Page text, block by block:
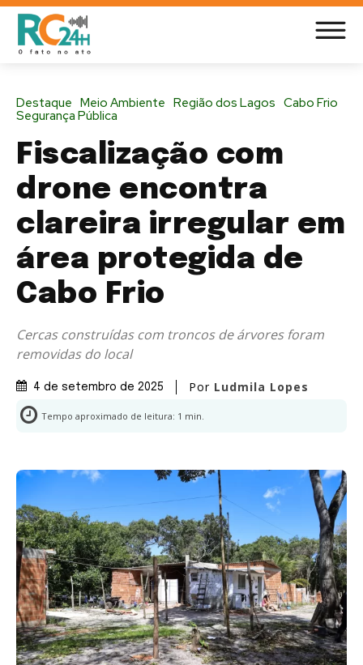
Destaque Meio Ambiente Região dos Lagos Cabo Frio
Segurança Pública
Fiscalização com
drone encontra
clareira irregular em
área protegida de
Cabo Frio
Cercas construídas com troncos de árvores foram
removidas do local
4 de setembro de 2025 Por Ludmila Lopes
Tempo aproximado de leitura: 1 min.